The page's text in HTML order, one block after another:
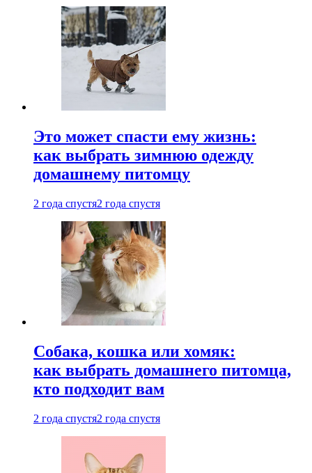
Это может спасти ему жизнь:
как выбрать зимнюю одежду
домашнему питомцу
2 года спустя2 года спустя
Собака, кошка или хомяк:
как выбрать домашнего питомца,
кто подходит вам
2 года спустя2 года спустя